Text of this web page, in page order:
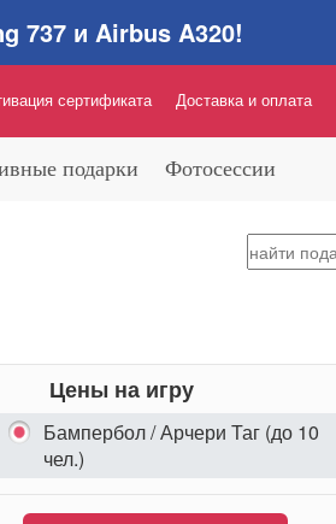
737 и Airbus A320!
сертификата Доставка и оплата
подарки Фотосессии
Цены на игру
Бампербол / Арчери Таг (до 10
чел.)